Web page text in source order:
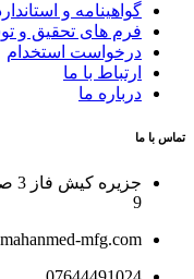
گواهینامه و
فرم های تحقیق و
درخواست استخدام
ارتباط با ما
درباره ما
تماس با ما
9
mfg.com